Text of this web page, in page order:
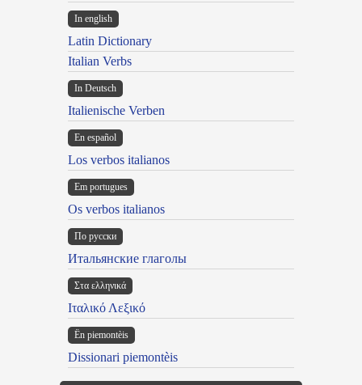
In english
Latin Dictionary
Italian Verbs
In Deutsch
Italienische Verben
En español
Los verbos italianos
Em portugues
Os verbos italianos
По русски
Итальянские глаголы
Στα ελληνικά
Ιταλικό Λεξικό
Ën piemontèis
Dissionari piemontèis